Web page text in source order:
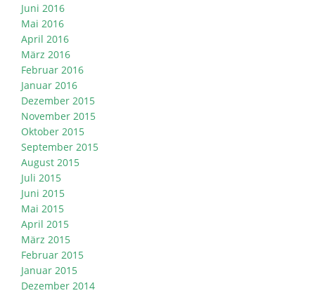
Juni 2016
Mai 2016
April 2016
März 2016
Februar 2016
Januar 2016
Dezember 2015
November 2015
Oktober 2015
September 2015
August 2015
Juli 2015
Juni 2015
Mai 2015
April 2015
März 2015
Februar 2015
Januar 2015
Dezember 2014